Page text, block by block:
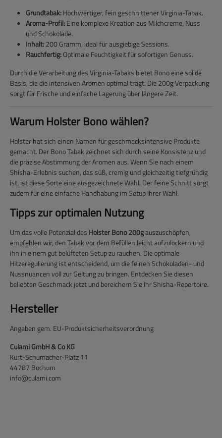
Grundtabak:Hochwertiger, fein geschnittener Virginia-Tabak.
Aroma-Profil:Eine komplexe Kreation aus Milchcreme, Nuss
und Schokolade.
Inhalt:200 Gramm, ideal für ausgiebige Sessions.
Rauchfertig:Optimale Feuchtigkeit für sofortigen Genuss.
Durch die Verarbeitung des Virginia-Tabaks bietet Bono eine solide
Basis, die die intensiven Aromen optimal trägt. Die 200g Verpackung
sorgt für Frische und einfache Lagerung über längere Zeit.
Warum Holster Bono wählen?
Holster hat sich einen Namen für geschmacksintensive Produkte
gemacht. Der Bono Tabak zeichnet sich durch seine Konsistenz und
die präzise Abstimmung der Aromen aus. Wenn Sie nach einem
Shisha-Erlebnis suchen, das süß, cremig und gleichzeitig tiefgründig
ist, ist diese Sorte eine ausgezeichnete Wahl. Der feine Schnitt sorgt
zudem für eine einfache Handhabung im Setup Ihrer Wahl.
Tipps zur optimalen Nutzung
Um das volle Potenzial des Holster Bono 200gauszuschöpfen,
empfehlen wir, den Tabak vor dem Befüllen leicht aufzulockern und
ihn in einem gut belüfteten Setup zu rauchen. Die optimale
Hitzeregulierung ist entscheidend, um die feinen Schokoladen- und
Nussnuancen voll zur Geltung zu bringen. Entdecken Sie diesen
beliebten Geschmack jetzt und bereichern Sie Ihr Shisha-Repertoire.
Hersteller
Angaben gem. EU-Produktsicherheitsverordnung
Culami GmbH & Co KG
Kurt-Schumacher-Platz 11
44787 Bochum
info@culami.com